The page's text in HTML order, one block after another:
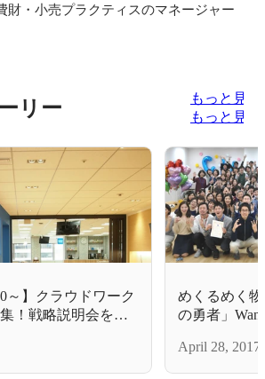
財・小売プラクティスのマネージャー
リー
もっと見る
もっと見る
～】クラウドワーク
！戦略説明会を開
めくるめく
の勇者」
April 28, 2017